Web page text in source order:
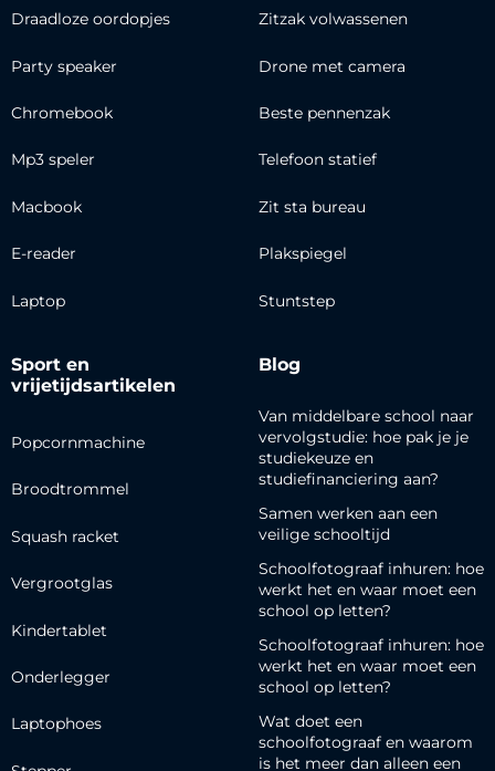
Draadloze oordopjes
Party speaker
Chromebook
Mp3 speler
Macbook
E-reader
Laptop
Zitzak volwassenen
Drone met camera
Beste pennenzak
Telefoon statief
Zit sta bureau
Plakspiegel
Stuntstep
Sport en
vrijetijdsartikelen
Popcornmachine
Broodtrommel
Squash racket
Vergrootglas
Kindertablet
Onderlegger
Laptophoes
Blog
Van middelbare school naar
vervolgstudie: hoe pak je je
studiekeuze en
studiefinanciering aan?
Samen werken aan een
veilige schooltijd
Schoolfotograaf inhuren: hoe
werkt het en waar moet een
school op letten?
Schoolfotograaf inhuren: hoe
werkt het en waar moet een
school op letten?
Wat doet een
schoolfotograaf en waarom
is het meer dan alleen een